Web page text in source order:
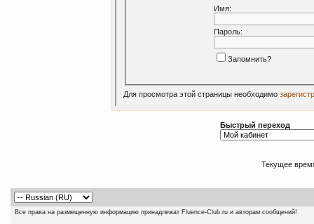
Имя:
Пароль:
Запомнить?
Для просмотра этой страницы необходимо
Быстрый переход
Текущее
Все права на размещенную информацию принадлежат Fluence-Club.ru и авторам сообщений!